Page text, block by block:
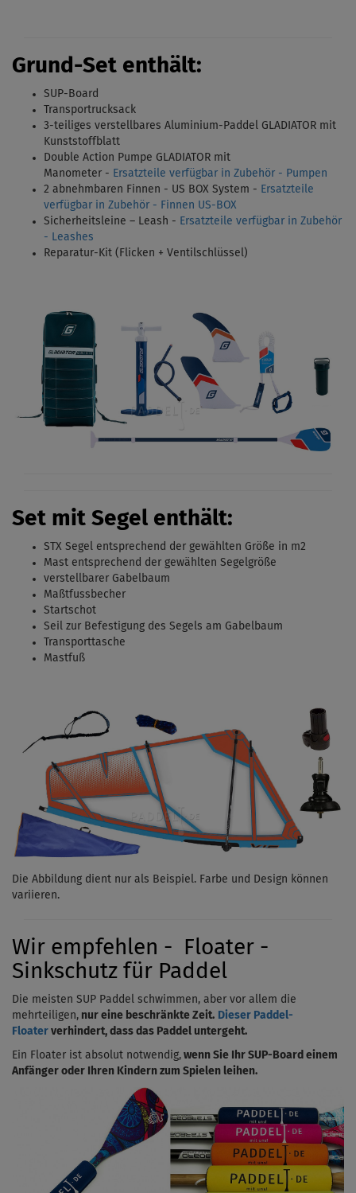
Grund-Set enthält:
SUP-Board
Transportrucksack
3-teiliges verstellbares Aluminium-Paddel GLADIATOR mit
Kunststoffblatt
Double Action Pumpe GLADIATOR mit
Manometer - Ersatzteile verfügbar in Zubehör - Pumpen
2 abnehmbaren Finnen - US BOX System - Ersatzteile
verfügbar in Zubehör - Finnen US-BOX
Sicherheitsleine – Leash - Ersatzteile verfügbar in Zubehör
- Leashes
Reparatur-Kit (Flicken + Ventilschlüssel)
Set mit Segel enthält:
STX Segel entsprechend der gewählten Größe in m2
Mast entsprechend der gewählten Segelgröße
verstellbarer Gabelbaum
Maßtfussbecher
Startschot
Seil zur Befestigung des Segels am Gabelbaum
Transporttasche
Mastfuß
Die Abbildung dient nur als Beispiel. Farbe und Design können
variieren.
Wir empfehlen - Floater -
Sinkschutz für Paddel
Die meisten SUP Paddel schwimmen, aber vor allem die
mehrteiligen, nur eine beschränkte Zeit. Dieser Paddel-
Floater verhindert, dass das Paddel untergeht.
Ein Floater ist absolut notwendig, wenn Sie Ihr SUP-Board einem
Anfänger oder Ihren Kindern zum Spielen leihen.